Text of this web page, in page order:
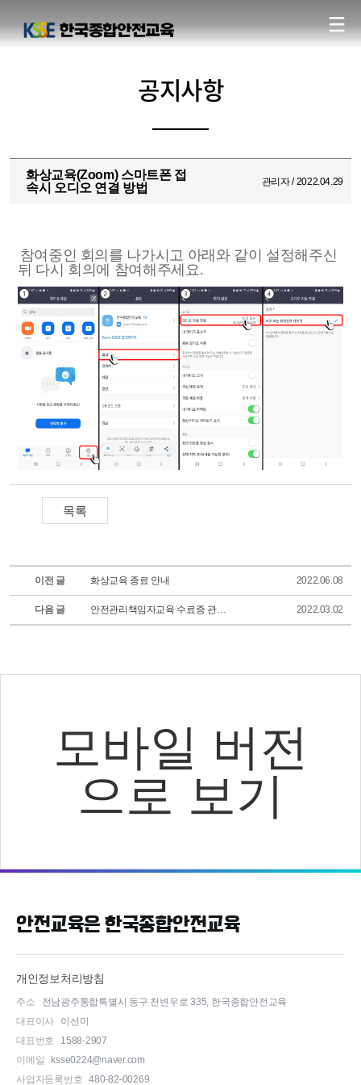
공지사항
화상교육(Zoom) 스마트폰 접
속시 오디오 연결 방법
관리자 / 2022.04.29
참여중인 회의를 나가시고 아래와 같이 설정해주신
뒤 다시 회의에 참여해주세요.
이전 글 화상교육 종료 안내 2022.06.08
다음 글 안전관리책임자교육 수료증 관련 안내 2022.03.02
모바일 버전
으로 보기
안전교육은 한국종합안전교육
개인정보처리방침
주소
전남광주통합특별시 동구 천변우로 335, 한국종합안전교육
대표이사
이선미
대표번호
1588-2907
이메일
ksse0224@naver.com
사업자등록번호 480-82-00269